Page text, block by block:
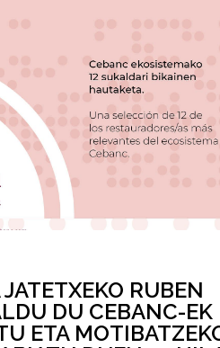
RUBEN
DU CEBANC-EK
ETA